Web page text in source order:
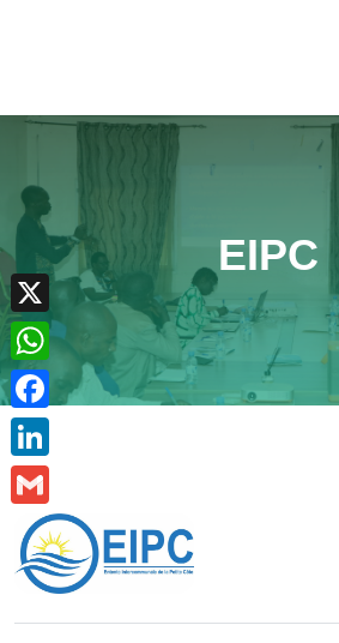
X
WhatsApp
Facebook
EIPC